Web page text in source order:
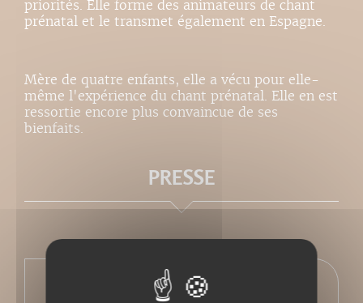
priorités. Elle forme des animateurs de chant
prénatal et le transmet également en Espagne.
Mère de quatre enfants, elle a vécu pour elle-
même l'expérience du chant prénatal. Elle en est
ressortie encore plus convaincue de ses
bienfaits.
PRESSE
En savoir plus sur l'auteur